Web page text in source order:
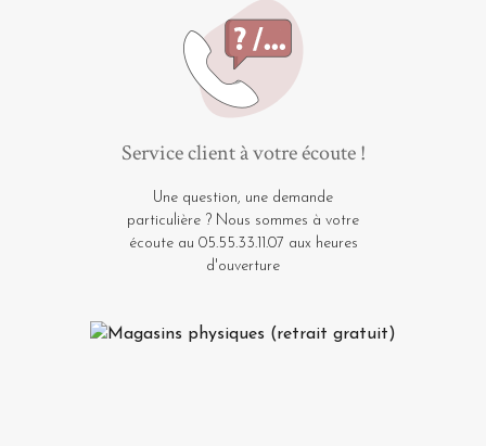
Service client à votre écoute !
Une question, une demande
particulière ? Nous sommes à votre
écoute au 05.55.33.11.07 aux heures
d'ouverture